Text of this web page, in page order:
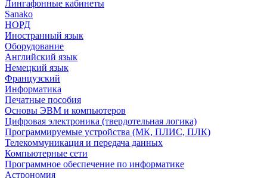
Лингафонные кабинеты
Sanako
НОРД
Иностранный язык
Оборудование
Английский язык
Немецкий язык
Французский
Информатика
Печатные пособия
Основы ЭВМ и компьютеров
Цифровая электроника (твердотельная логика)
Программируемые устройства (МК, ПЛИС, ПЛК)
Телекоммуникация и передача данных
Компьютерные сети
Программное обеспечение по информатике
Астрономия